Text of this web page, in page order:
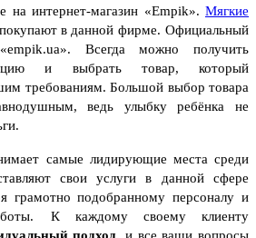
на интернет-магазин «Empik». Мягкие
в данной фирме. Официальный
Всегда можно получить
и выбрать товар, который
требованиям. Большой выбор товара
ведь улыбку ребёнка не
самые лидирующие места среди
свои услуги в данной сфере
грамотно подобранному персоналу и
К каждому своему клиенту
подход, и все ваши вопросы